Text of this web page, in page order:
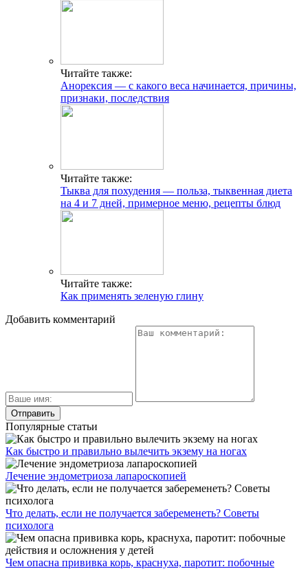
Читайте также:
Анорексия — с какого веса начинается, причины,
признаки, последствия
Читайте также:
Тыква для похудения — польза, тыквенная диета
на 4 и 7 дней, примерное меню, рецепты блюд
Читайте также:
Как применять зеленую глину
Добавить комментарий
Популярные статьи
Как быстро и правильно вылечить экзему на ногах
Лечение эндометриоза лапароскопией
Что делать, если не получается забеременеть? Советы
психолога
Чем опасна прививка корь, краснуха, паротит: побочные